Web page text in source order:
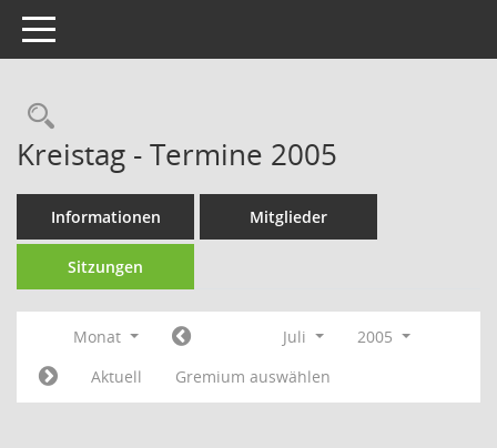
Toggle navigation
Rechercheauswahl
Kreistag - Termine 2005
Informationen Mitglieder
Sitzungen
Monat Juli
2005
Aktuell
Gremium auswählen